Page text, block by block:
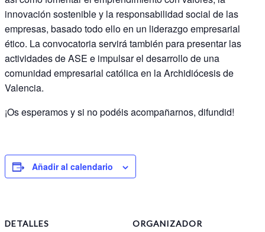
innovación sostenible y la responsabilidad social de las
empresas, basado todo ello en un liderazgo empresarial
ético. La convocatoria servirá también para presentar las
actividades de ASE e impulsar el desarrollo de una
comunidad empresarial católica en la Archidiócesis de
Valencia.
¡Os esperamos y si no podéis acompañarnos, difundid!
Añadir al calendario
DETALLES ORGANIZADOR